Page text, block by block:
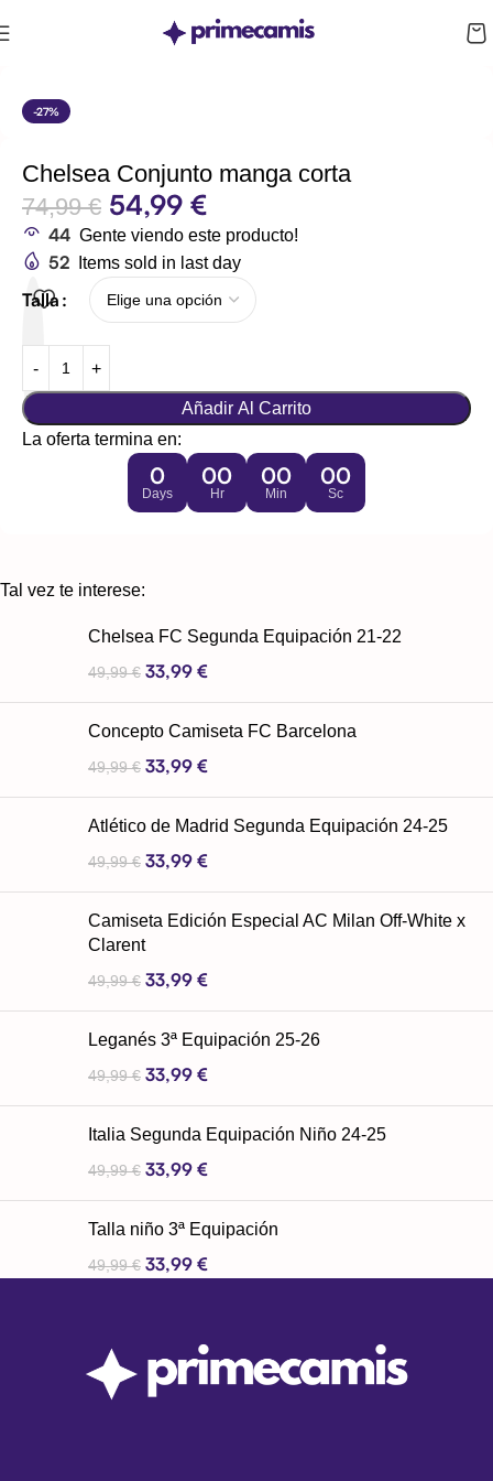
-27%
Chelsea Conjunto manga corta
74,99€ 54,99 €
44 Gente viendo este producto!
52 Items sold in last day
Talla
Añadir Al Carrito
La oferta termina en:
0
Days
00
Hr
00
Min
00
Sc
Tal vez te interese:
Chelsea FC Segunda Equipación 21-22
49,99€ 33,99 €
Concepto Camiseta FC Barcelona
49,99€ 33,99 €
Atlético de Madrid Segunda Equipación 24-25
49,99€ 33,99 €
Camiseta Edición Especial AC Milan Off-White x
Clarent
49,99€ 33,99 €
Leganés 3ª Equipación 25-26
49,99€ 33,99 €
Italia Segunda Equipación Niño 24-25
49,99€ 33,99 €
Talla niño 3ª Equipación
49,99€ 33,99 €